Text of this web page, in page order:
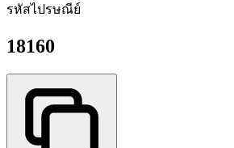
รหัสไปรษณีย์
18160